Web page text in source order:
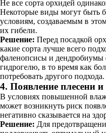
Не все сорта орхидей
Некоторые виды могут быть
условиям, создаваемым в
их гибели.
Решение: Перед посадкой
какие сорта лучше всего
фаленопсисы и дендробиумы
гидрогелю, в то время как
потребовать другого подхода.
4. Появление плесени и
В условиях повышенной
может возникнуть риск
негативно сказывается на
Решение: Для